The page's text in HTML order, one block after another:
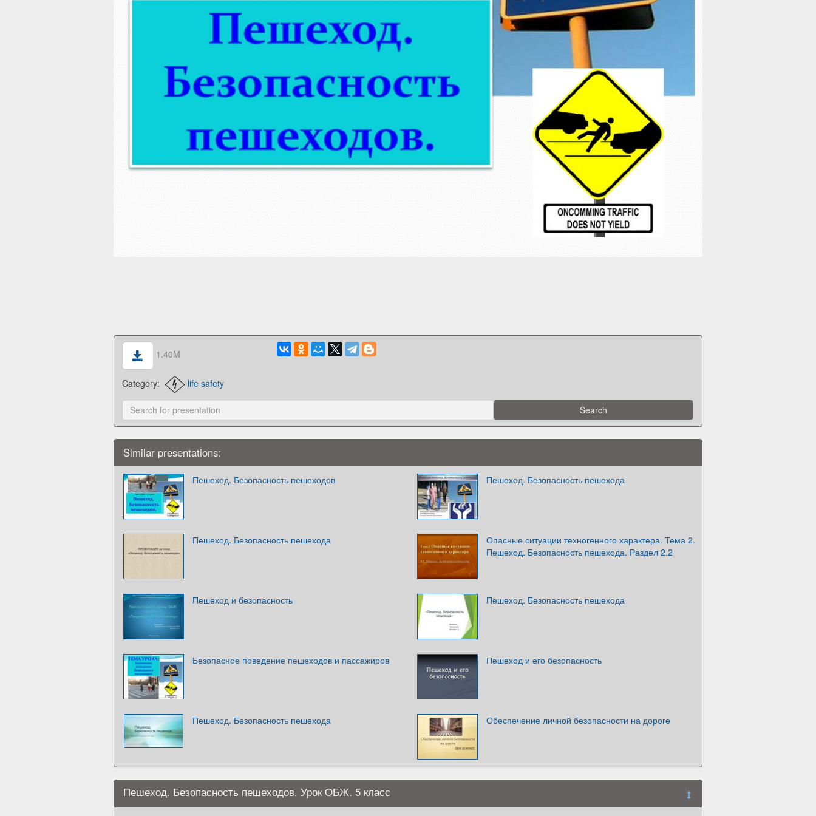
1.40M
Category: life safety
Similar presentations:
Пешеход. Безопасность пешеходов Пешеход. Безопасность пешехода
Пешеход. Безопасность пешехода
Опасные ситуации техногенного характера. Тема 2.
Пешеход. Безопасность пешехода. Раздел 2.2
Пешеход и безопасность Пешеход. Безопасность пешехода
Безопасное поведение пешеходов и пассажиров Пешеход и его безопасность
Пешеход. Безопасность пешехода Обеспечение личной безопасности на дороге
Пешеход. Безопасность пешеходов. Урок ОБЖ. 5 класс